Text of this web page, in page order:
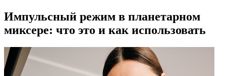
Импульсный режим в планетарном
миксере: что это и как использовать